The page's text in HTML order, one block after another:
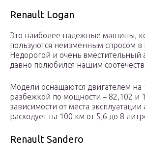
Renault Logan
Это наиболее надежные машины,
пользуются неизменным спросом в
Недорогой и очень вместительный
давно полюбился нашим
Модели оснащаются двигателем на
разбежкой по мощности – 82,102 и
зависимости от места
расходует на 100 км от 5,6 до 8
Renault Sandero